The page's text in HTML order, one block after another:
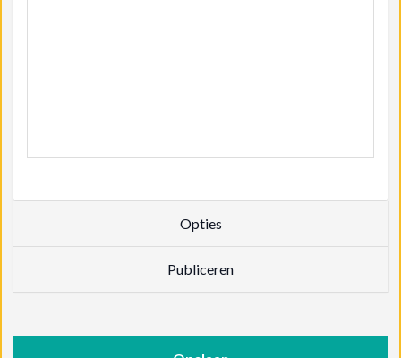
Opties
Publiceren